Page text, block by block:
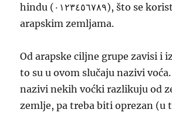
hindu (٠١٢٣٤٥٦٧٨٩), što se koriste u nekim
arapskim zemljama.
Od arapske ciljne grupe zavisi i
to su u ovom slučaju nazivi
nazivi nekih voćki razlikuju od
zemlje, pa treba biti oprezan (u